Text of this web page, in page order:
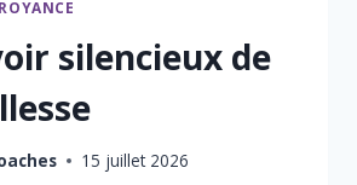
silencieux de
15 juillet 2026